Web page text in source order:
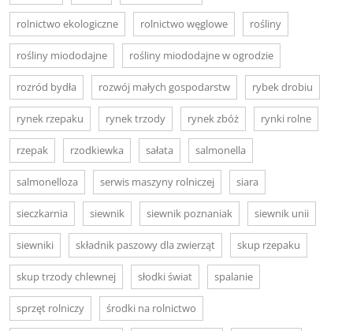
rolnictwo ekologiczne rolnictwo węglowe rośliny
rośliny miododajne rośliny miododajne w ogrodzie
rozród bydła rozwój małych gospodarstw rybek drobiu
rynek rzepaku rynek trzody rynek zbóż rynki rolne
rzepak rzodkiewka sałata salmonella
salmonelloza serwis maszyny rolniczej siara
sieczkarnia siewnik siewnik poznaniak siewnik unii
siewniki składnik paszowy dla zwierząt skup rzepaku
skup trzody chlewnej słodki świat spalanie
sprzęt rolniczy środki na rolnictwo